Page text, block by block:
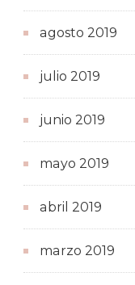
agosto 2019
julio 2019
junio 2019
mayo 2019
abril 2019
marzo 2019